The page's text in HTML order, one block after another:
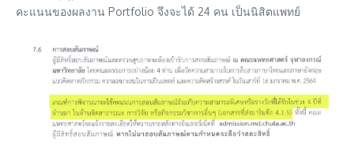
คะแนนของผลงาน Portfolio จึงจะได้ 24 คน เป็นนิสิตแพทย์